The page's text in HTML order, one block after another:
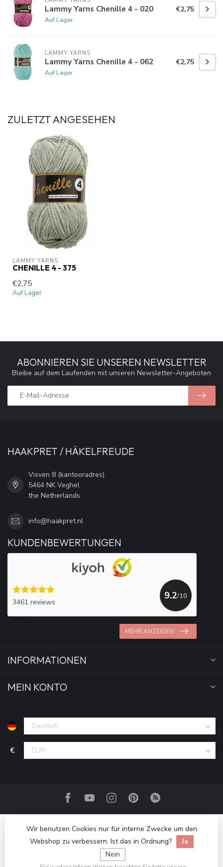
Lammy Yarns Chenille 4 - 020
Auf Lager
€2,75
LAMMY YARNS
Lammy Yarns Chenille 4 - 062
Auf Lager
€2,75
ZULETZT ANGESEHEN
LAMMY YARNS
CHENILLE 4 - 375
€2,75
Auf Lager
ABONNIEREN SIE UNSEREN NEWSLETTER
Bleibe auf dem Laufenden mit unseren Newsletter-Angeboten
HAAKPRET / HÄKELFREUDE
Visven 8 (kantooradres)
5464 NK Veghel
the Netherlands
info@haakpret.nl
KUNDENBEWERTUNGEN
3461 reviews
9.2/10
MEHR ANZEIGEN
INFORMATIONEN
MEIN KONTO
€
Wir benutzen Cookies nur für interne Zwecke um den
Webshop zu verbessern. Ist das in Ordnung?
Ja
Nein